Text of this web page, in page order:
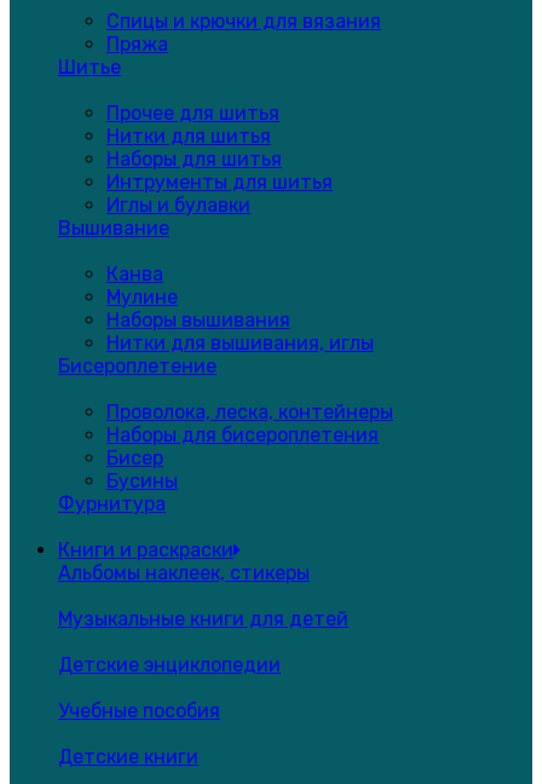
Спицы и крючки для вязания
Пряжа
Шитье
Прочее для шитья
Нитки для шитья
Наборы для шитья
Интрументы для шитья
Иглы и булавки
Вышивание
Канва
Мулине
Наборы вышивания
Нитки для вышивания, иглы
Бисероплетение
Проволока, леска, контейнеры
Наборы для бисероплетения
Бисер
Бусины
Фурнитура
Книги и раскраски
Альбомы наклеек, стикеры
Музыкальные книги для детей
Детские энциклопедии
Учебные пособия
Детские книги